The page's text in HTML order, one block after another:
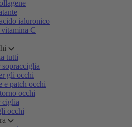
ialuronico
C
tutti
sopracciglia
gli occhi
e patch occhi
occhi
ciglia
occhi